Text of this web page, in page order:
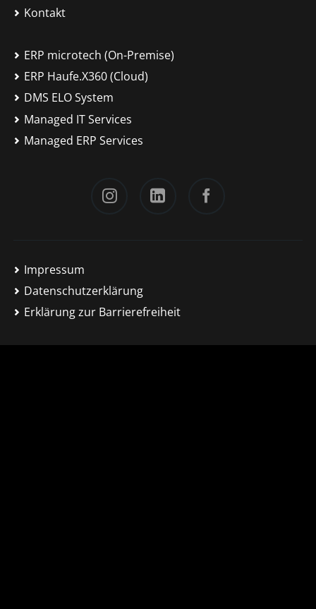
Kontakt
ERP microtech (On-Premise)
ERP Haufe.X360 (Cloud)
DMS ELO System
Managed IT Services
Managed ERP Services
Impressum
Datenschutzerklärung
Erklärung zur Barrierefreiheit